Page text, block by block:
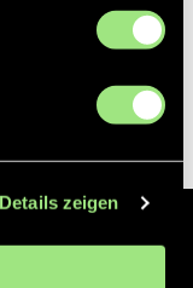
Details zeigen
und